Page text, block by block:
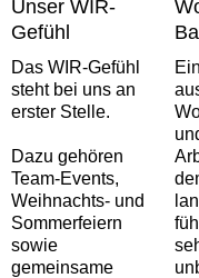
Unser WIR-
Gefühl
Das WIR-Gefühl
steht bei uns an
erster Stelle.
Dazu gehören
Team-Events,
Weihnachts- und
Sommerfeiern
sowie
gemeinsame